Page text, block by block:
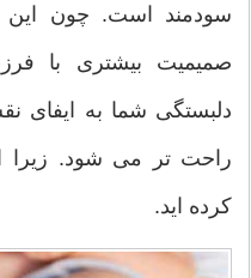
سودمند است. چون
صمیمیت بیشتری با
دلبستگی شما به ایفای
راحت تر می شود. زیرا
کرده اید.